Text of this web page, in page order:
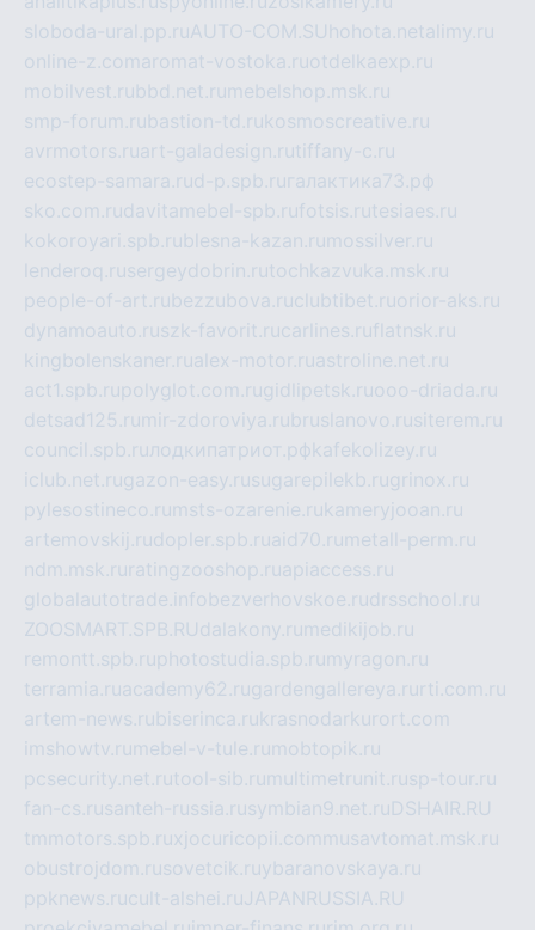
sloboda-ural.pp.ruAUTO-COM.SU hohota.net alimy.ru
online-z.comaromat-vostoka.ruotdelkaexp.ru
mobilvest.rubbd.net.ru mebelshop.msk.ru
smp-forum.rubastion-td.rukosmoscreative.ru
avrmotors.ruart-galadesign.rutiffany-c.ru
ecostep-samara.rud-p.spb.ru галактика73.рф
sko.com.rudavitamebel-spb.rufotsis.rutesiaes.ru
kokoroyari.spb.rublesna-kazan.ru mossilver.ru
lenderoq.rusergeydobrin.rutochkazvuka.msk.ru
people-of-art.rubezzubova.ruclubtibet.ruorior-aks.ru
dynamoauto.ruszk-favorit.rucarlines.ruflatnsk.ru
kingbolenskaner.rualex-motor.ruastroline.net.ru
act1.spb.rupolyglot.com.rugidlipetsk.ruooo-driada.ru
detsad125.ru mir-zdoroviya.rubruslanovo.rusiterem.ru
council.spb.ruлодкипатриот.рфkafekolizey.ru
iclub.net.rugazon-easy.rusugarepilekb.rugrinox.ru
pylesostineco.ru msts-ozarenie.rukameryjooan.ru
artemovskij.rudopler.spb.ruaid70.ru metall-perm.ru
ndm.msk.ru ratingzooshop.ruapiaccess.ru
globalautotrade.info bezverhovskoe.rudrsschool.ru
ZOOSMART.SPB.RUdalakony.ru medikijob.ru
remontt.spb.ruphotostudia.spb.ru myragon.ru
terramia.ruacademy62.rugardengallereya.ru rti.com.ru
artem-news.rubiserinca.rukrasnodarkurort.com
imshowtv.ru mebel-v-tule.ru mobtopik.ru
pcsecurity.net.rutool-sib.ru multimetrunit.rusp-tour.ru
fan-cs.rusanteh-russia.rusymbian9.net.ruDSHAIR.RU
tmmotors.spb.ruxjocuricopii.com musavtomat.msk.ru
obustrojdom.rusovetcik.ruybaranovskaya.ru
ppknews.rucult-alshei.ruJAPANRUSSIA.RU